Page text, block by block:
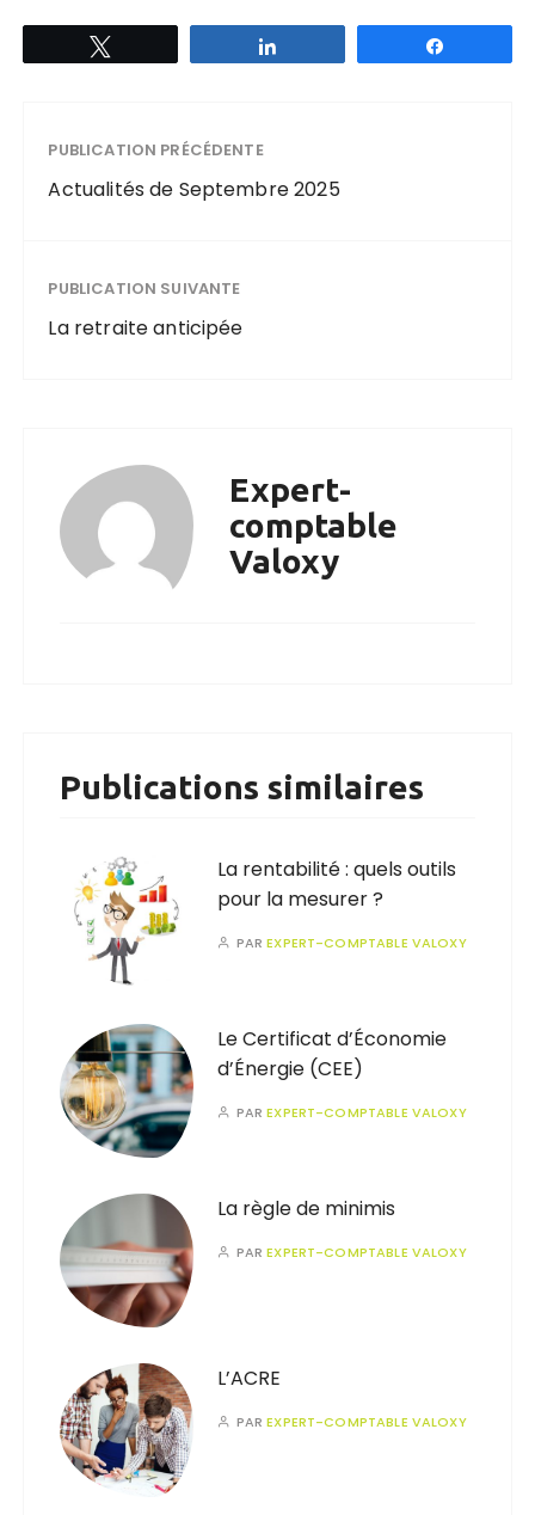
PUBLICATION PRÉCÉDENTE
Actualités de Septembre 2025
PUBLICATION SUIVANTE
La retraite anticipée
Expert-
comptable
Valoxy
Publications similaires
La rentabilité : quels outils
pour la mesurer ?
PAREXPERT-COMPTABLE VALOXY
Le Certificat d’Économie
d’Énergie (CEE)
PAREXPERT-COMPTABLE VALOXY
La règle de minimis
PAREXPERT-COMPTABLE VALOXY
L’ACRE
PAREXPERT-COMPTABLE VALOXY